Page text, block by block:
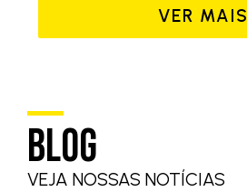
VER MAIS
BLOG
VEJA NOSSAS NOTÍCIAS